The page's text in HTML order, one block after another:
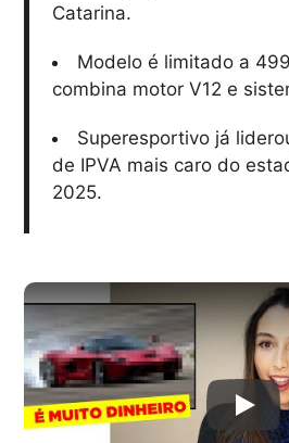
Catarina.
Modelo é limitado a
combina motor V12 e
Superesportivo já
de IPVA mais caro do
2025.